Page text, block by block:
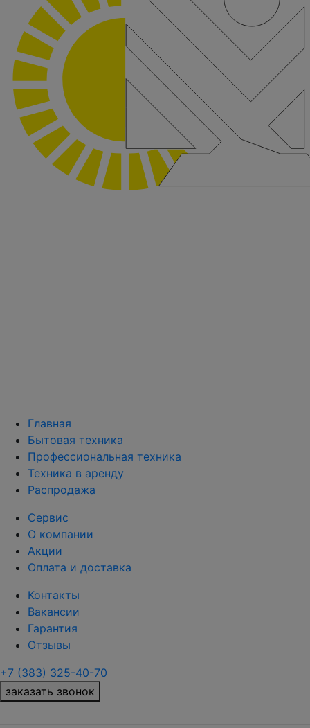
Главная
Бытовая техника
Профессиональная техника
Техника в аренду
Распродажа
Сервис
О компании
Акции
Оплата и доставка
Контакты
Вакансии
Гарантия
Отзывы
+7 (383) 325-40-70
заказать звонок